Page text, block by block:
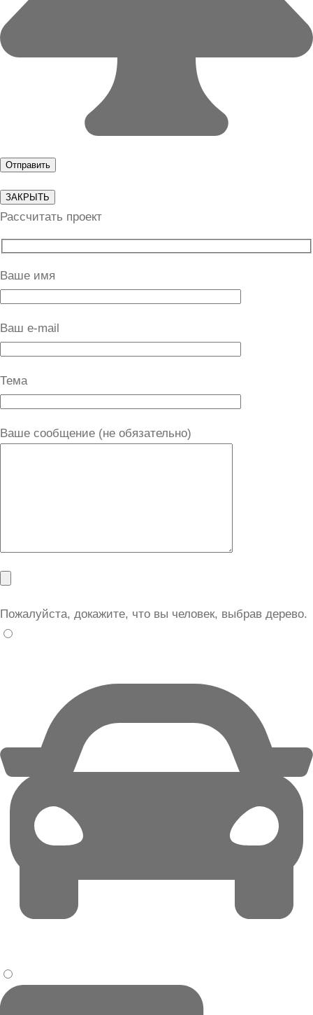
ЗАКРЫТЬ
Рассчитать проект
Ваше имя
Ваш e-mail
Тема
Ваше сообщение (не обязательно)
Пожалуйста, докажите, что вы человек, выбрав дерево.